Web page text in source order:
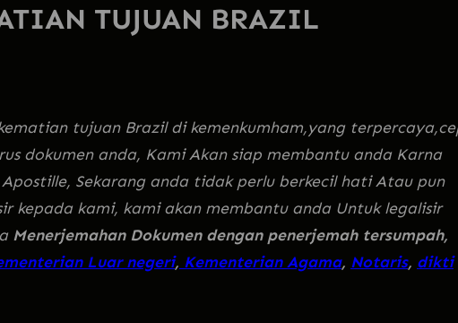
TUJUAN BRAZIL
tujuan Brazil di kemenkumham,yang
dokumen anda, Kami Akan siap membantu anda Karna
Sekarang anda tidak perlu berkecil hati Atau pun
kepada kami, kami akan membantu anda Untuk legalisir
Menerjemahan Dokumen dengan penerjemah tersumpah,
Luar negeri, Kementerian Agama, Notaris, dikti